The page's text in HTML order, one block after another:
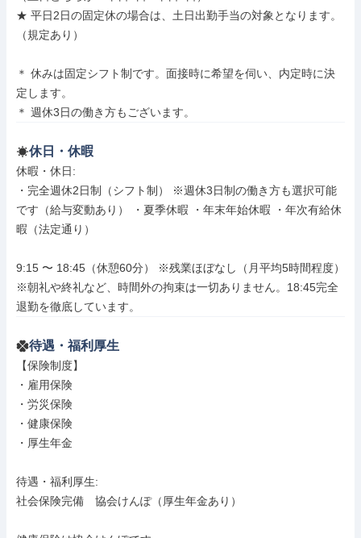
★ 平日2日の固定休の場合は、土日出勤手当の対象となります。
（規定あり）
＊ 休みは固定シフト制です。面接時に希望を伺い、内定時に決
定します。
＊ 週休3日の働き方もございます。
休日・休暇
休暇・休日:
・完全週休2日制（シフト制） ※週休3日制の働き方も選択可能
です（給与変動あり） ・夏季休暇 ・年末年始休暇 ・年次有給休
暇（法定通り）
9:15 〜 18:45（休憩60分） ※残業ほぼなし（月平均5時間程度）
※朝礼や終礼など、時間外の拘束は一切ありません。18:45完全
退勤を徹底しています。
待遇・福利厚生
【保険制度】
・雇用保険
・労災保険
・健康保険
・厚生年金
待遇・福利厚生:
社会保険完備　協会けんぽ（厚生年金あり）